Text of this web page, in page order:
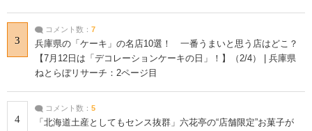
3
コメント数： 7
兵庫県の「ケーキ」の名店10選！ 一番うまいと思う店はどこ？
【7月12日は「デコレーションケーキの日」！】（2/4） | 兵庫県
ねとらぼリサーチ：2ページ目
4
コメント数： 5
「北海道土産としてもセンス抜群」六花亭の“店舗限定”お菓子が